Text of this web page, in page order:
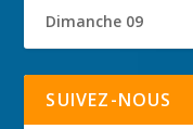
Dimanche 09
SUIVEZ-NOUS